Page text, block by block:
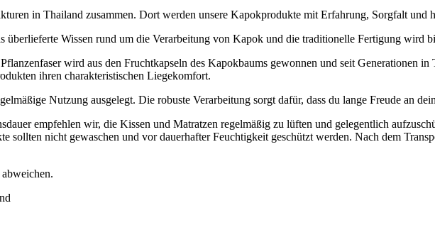
in Thailand zusammen. Dort werden unsere Kapokprodukte mit Erfahrung, Sorgfalt und
Wissen rund um die Verarbeitung von Kapok und die traditionelle Fertigung wird
wird aus den Fruchtkapseln des Kapokbaums gewonnen und seit Generationen
ihren charakteristischen Liegekomfort.
Nutzung ausgelegt. Die robuste Verarbeitung sorgt dafür, dass du lange Freude an
empfehlen wir, die Kissen und Matratzen regelmäßig zu lüften und gelegentlich
nicht gewaschen und vor dauerhafter Feuchtigkeit geschützt werden. Nach dem